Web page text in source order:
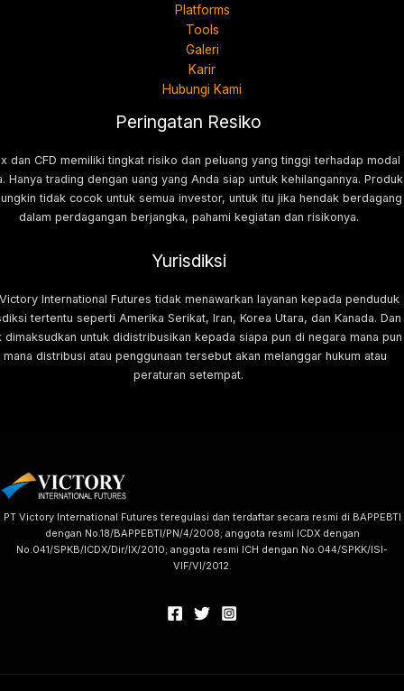
Platforms
Tools
Galeri
Karir
Hubungi Kami
Peringatan Resiko
dan CFD memiliki tingkat risiko dan peluang yang tinggi terhadap modal
Hanya trading dengan uang yang Anda siap untuk kehilangannya. Produk
tidak cocok untuk semua investor, untuk itu jika hendak berdagang
dalam perdagangan berjangka, pahami kegiatan dan risikonya.
Yurisdiksi
International Futures tidak menawarkan layanan kepada penduduk
tertentu seperti Amerika Serikat, Iran, Korea Utara, dan Kanada. Dan
dimaksudkan untuk didistribusikan kepada siapa pun di negara mana pun
mana distribusi atau penggunaan tersebut akan melanggar hukum atau
peraturan setempat.
PT Victory International Futures teregulasi dan terdaftar secara resmi di BAPPEBTI
dengan No.18/BAPPEBTI/PN/4/2008; anggota resmi ICDX dengan
No.041/SPKB/ICDX/Dir/IX/2010; anggota resmi ICH dengan No.044/SPKK/ISI-
VIF/VI/2012.